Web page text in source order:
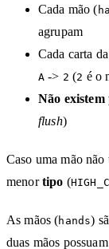
Cada mão (
agrupam
Cada carta
A -> 2 (2 é o
Não existem
flush)
Caso uma mão
menortipo (
As mãos (hands)
duas mãos